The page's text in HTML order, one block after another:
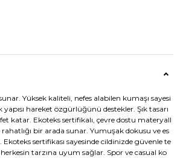
Yüksek kaliteli, nefes alabilen kumaşı sayesi
hareket özgürlüğünü destekler. Şık tasarı
katar. Ekoteks sertifikalı, çevre dostu materyall
bir arada sunar. Yumuşak dokusu ve es
sertifikası sayesinde cildinizde güvenle te
tarzına uyum sağlar. Spor ve casual ko